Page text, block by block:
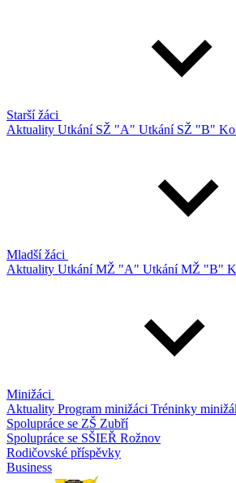
Starší žáci
Aktuality Utkání SŽ "A" Utkání SŽ "B"
Mladší žáci
Aktuality Utkání MŽ "A" Utkání MŽ "B"
Minižáci
Aktuality Program minižáci Tréninky
Spolupráce se ZŠ Zubří
Spolupráce se SŠIEŘ Rožnov
Rodičovské příspěvky
Business